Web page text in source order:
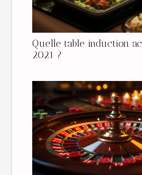
Quelle table induction
2021 ?